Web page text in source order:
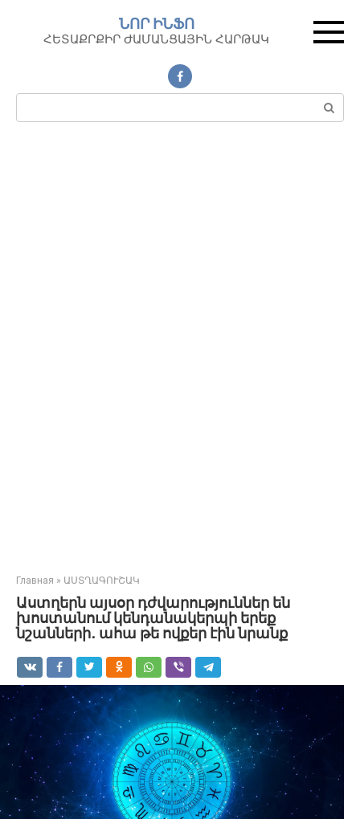
контенту
ՆՈՐ ԻՆՖՈ
ՀԵՏԱՔՐՔԻՐ ԺԱՄԱՆՑԱՅԻՆ ՀԱՐԹԱԿ
Поиск:
Главная » ԱՍՏՂԱԳՈՒՇԱԿ
Աստղերն այսօր դժվարություններ են
խոստանում կենդանակերպի երեք
նշանների․ ահա թե ովքեր էին նրանք